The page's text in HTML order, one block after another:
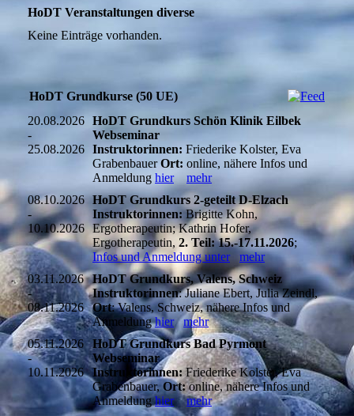
HoDT Veranstaltungen diverse
Keine Einträge vorhanden.
HoDT Grundkurse (50 UE)
20.08.2026
-
25.08.2026
HoDT Grundkurs Schön Klinik Eilbek
Webseminar
Instruktorinnen: Friederike Kolster, Eva
GrabenbauerOrt: online, nähere Infos und
Anmeldung hier
mehr
08.10.2026
-
10.10.2026
HoDT Grundkurs 2-geteilt D-Elzach
Instruktorinnen:Brigitte Kohn,
Ergotherapeutin; Kathrin Hofer,
Ergotherapeutin, 2. Teil: 15.-17.11.2026;
Infos und Anmeldung unter
mehr
03.11.2026
-
08.11.2026
HoDT Grundkurs, Valens, Schweiz
Instruktorinnen: Juliane Ebert, Julia Zeindl,
Ort: Valens, Schweiz, nähere Infos und
Anmeldunghier
mehr
05.11.2026
-
10.11.2026
HoDT Grundkurs Bad Pyrmont
Webseminar
Instruktorinnen:Friederike Kolster, Eva
Grabenbauer,Ort:online, nähere Infos und
Anmeldunghier mehr